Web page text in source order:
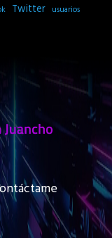
Twitter usuarios